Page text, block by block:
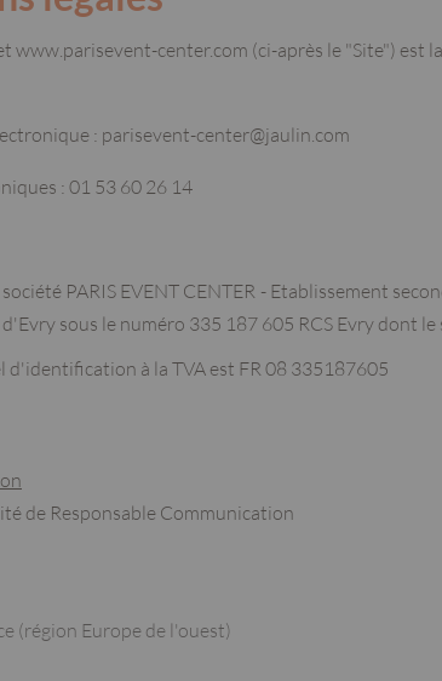
www.parisevent-center.com (ci-après le "Site") est
: parisevent-center@jaulin.com
: 01 53 60 26 14
PARIS EVENT CENTER - Etablissement
sous le numéro 335 187 605 RCS Evry dont
d'identification à la TVA est FR 08 335187605
de Responsable Communication
(région Europe de l'ouest)